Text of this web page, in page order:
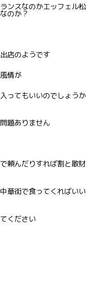
ンスなのかエッフェル松
のか？
店のようです
情が
ってもいいのでしょうか
題ありません
頼んだりすれば割と散財
華街で食ってくればいい
ください